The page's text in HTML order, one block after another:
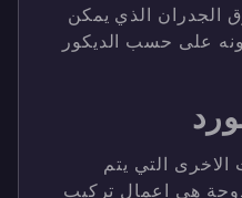
الجدران الذي يمكن
على حسب الديكور
التي يتم
هي اعمال تركيب